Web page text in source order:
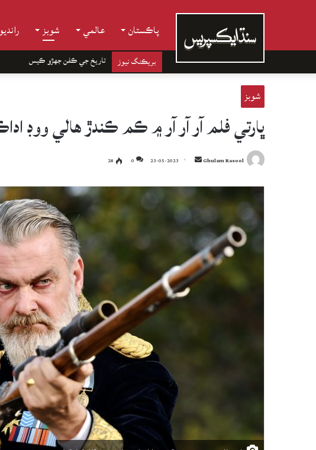
پاڪستان عالمي شوبز
بريڪنگ نيوز تاريخ جي ڪفن جھڙو ڪيس
شوبز
ڀارتي فلم آر آر آر ۾ ڪم ڪندڙ هالي ووڊ
Ghulam Rasool
Send
email
23-05-2023
0
28